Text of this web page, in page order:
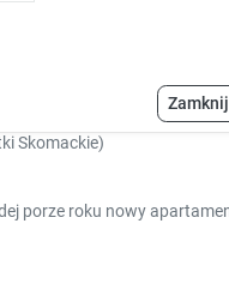
Zamknij
na Mazurach
Skomackie)